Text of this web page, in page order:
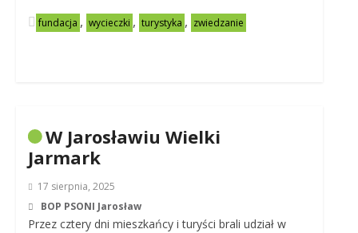
fundacja , wycieczki , turystyka , zwiedzanie
W Jarosławiu Wielki
Jarmark
17 sierpnia, 2025
BOP PSONI Jarosław
Przez cztery dni mieszkańcy i turyści brali udział w